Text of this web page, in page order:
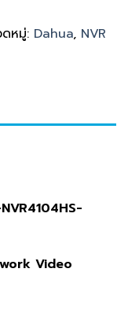
หมู่: Dahua, NVR
Video